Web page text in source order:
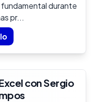
durante
pr...
con Sergio